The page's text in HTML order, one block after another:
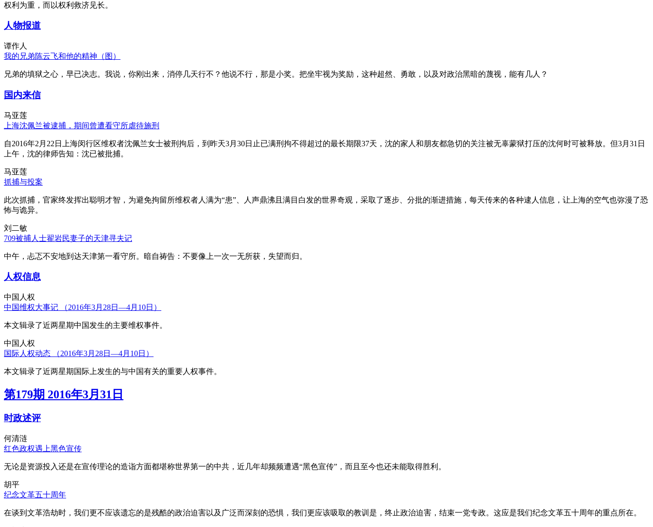
权利为重，而以权利救济见长。
人物报道
谭作人
我的兄弟陈云飞和他的精神（图）
兄弟的填狱之心，早已决志。我说，你刚出来，消停几天行不？他说不行，那是小奖。把坐牢视为奖励，这种超然、勇敢，以及对政治黑暗的蔑视，能有几人？
国内来信
马亚莲
上海沈佩兰被逮捕，期间曾遭看守所虐待施刑
自2016年2月22日上海闵行区维权者沈佩兰女士被刑拘后，到昨天3月30日止已满刑拘不得超过的最长期限37天，沈的家人和朋友都急切的关注被无辜蒙狱打压的沈何时可被释放。但3月31日
上午，沈的律师告知：沈已被批捕。
马亚莲
抓捕与投案
此次抓捕，官家终发挥出聪明才智，为避免拘留所维权者人满为“患”、人声鼎沸且满目白发的世界奇观，采取了逐步、分批的渐进措施，每天传来的各种逮人信息，让上海的空气也弥漫了恐
怖与诡异。
刘二敏
709被捕人士翟岩民妻子的天津寻夫记
中午，忐忑不安地到达天津第一看守所。暗自祷告：不要像上一次一无所获，失望而归。
人权信息
中国人权
中国维权大事记 （2016年3月28日—4月10日）
本文辑录了近两星期中国发生的主要维权事件。
中国人权
国际人权动态 （2016年3月28日—4月10日）
本文辑录了近两星期国际上发生的与中国有关的重要人权事件。
第179期 2016年3月31日
时政述评
何清涟
红色政权遇上黑色宣传
无论是资源投入还是在宣传理论的造诣方面都堪称世界第一的中共，近几年却频频遭遇“黑色宣传”，而且至今也还未能取得胜利。
胡平
纪念文革五十周年
在谈到文革浩劫时，我们更不应该遗忘的是残酷的政治迫害以及广泛而深刻的恐惧，我们更应该吸取的教训是，终止政治迫害，结束一党专政。这应是我们纪念文革五十周年的重点所在。